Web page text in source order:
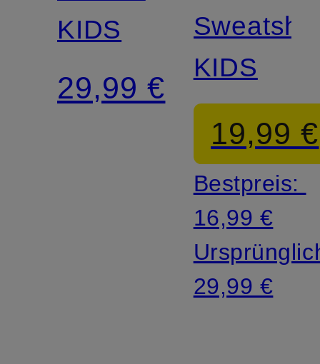
KIDS
29,99 €
KIDS
19,99 €
Bestpreis:
16,99 €
29,99 €